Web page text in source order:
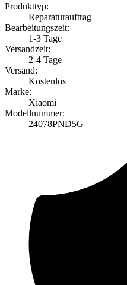
Produkttyp:
Reparaturauftrag
Bearbeitungszeit:
1-3 Tage
Versandzeit:
2-4 Tage
Versand:
Kostenlos
Marke:
Xiaomi
Modellnummer:
24078PND5G